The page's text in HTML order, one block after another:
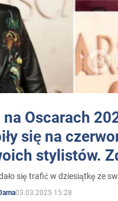
Oscarach
się na
stylistów.
się trafić w dziesiątkę ze
03.03.2025 15:28